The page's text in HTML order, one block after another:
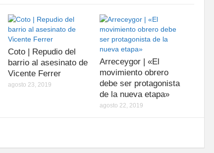
Coto | Repudio del
barrio al asesinato de
Vicente Ferrer
agosto 23, 2019
Arreceygor | «El
movimiento obrero
debe ser protagonista
de la nueva etapa»
agosto 22, 2019